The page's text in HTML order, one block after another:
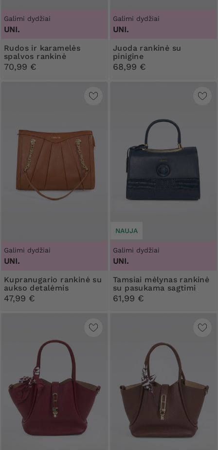
Galimi dydžiai
UNI.
Rudos ir karamelės
spalvos rankinė
70,99 €
Galimi dydžiai
UNI.
Juoda rankinė su
pinigine
68,99 €
Galimi dydžiai
UNI.
Kupranugario rankinė su
aukso detalėmis
47,99 €
NAUJA
Galimi dydžiai
UNI.
Tamsiai mėlynas rankinė
su pasukama sagtimi
61,99 €